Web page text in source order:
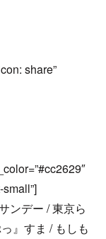
share”
ンデー / 東京ら
』すま / もしも